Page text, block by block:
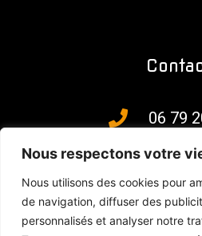
Nous respectons votre
Nous utilisons des cookies pour
de navigation, diffuser des
personnalisés et analyser notre
06 79
Sur RDV
Elne – Mardi après-
Soirées et week-